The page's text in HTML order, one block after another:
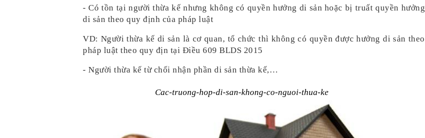
- Có tồn tại người thừa kế nhưng không có quyền hưởng di sản hoặc bị truất quyền hưởng
di sản theo quy định của pháp luật
VD: Người thừa kế di sản là cơ quan, tổ chức thì không có quyền được hưởng di sản theo
pháp luật theo quy địn tại Điều 609 BLDS 2015
- Người thừa kế từ chối nhận phần di sản thừa kế,…
Cac-truong-hop-di-san-khong-co-nguoi-thua-ke